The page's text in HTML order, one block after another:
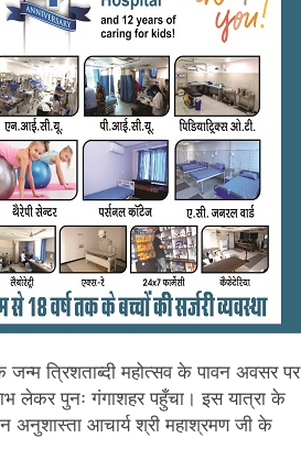
जन्म त्रिशताब्दी महोत्सव के पावन अवसर पर
लेकर पुनः गंगाशहर पहुँचा। इस यात्रा के
अनुशास्ता आचार्य श्री महाश्रमण जी के